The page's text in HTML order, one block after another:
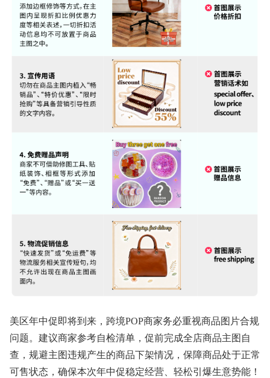
美区年中促即将到来，跨境POP商家务必重视商品图片合规
问题。建议商家参考自检清单，促前完成全店商品主图自
查，规避主图违规产生的商品下架情况，保障商品处于正常
可售状态，确保本次年中促稳定经营、轻松引爆生意势能！